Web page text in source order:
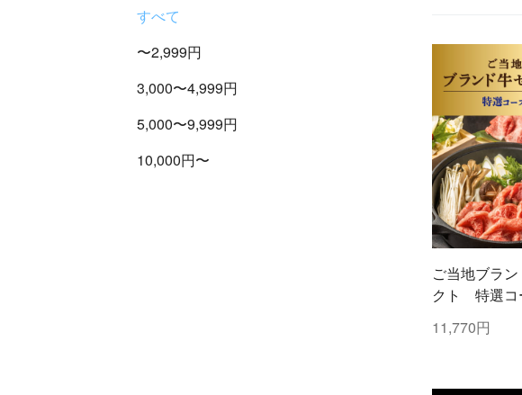
すべて
〜2,999円
3,000〜4,999円
5,000〜9,999円
10,000円〜
ご当地ブラ
クト 特選コ
11,770円